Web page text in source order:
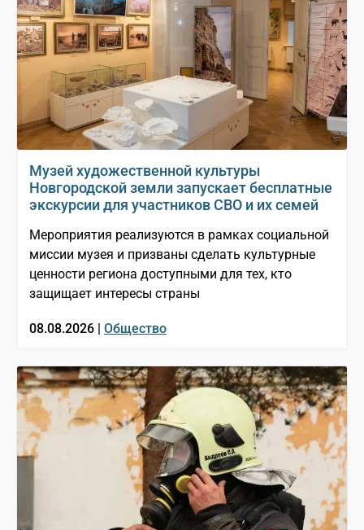
Музей художественной культуры
Новгородской земли запускает бесплатные
экскурсии для участников СВО и их семей
Мероприятия реализуются в рамках социальной
миссии музея и призваны сделать культурные
ценности региона доступными для тех, кто
защищает интересы страны
08.08.2026 | Общество